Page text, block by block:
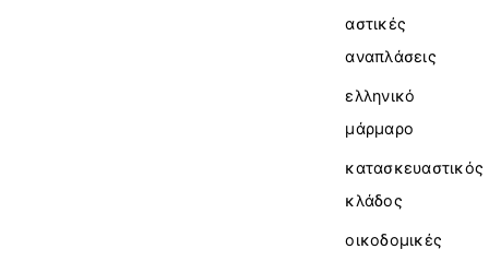
αστικές
αναπλάσεις
ελληνικό
μάρμαρο
κατασκευαστικός
κλάδος
οικοδομικές